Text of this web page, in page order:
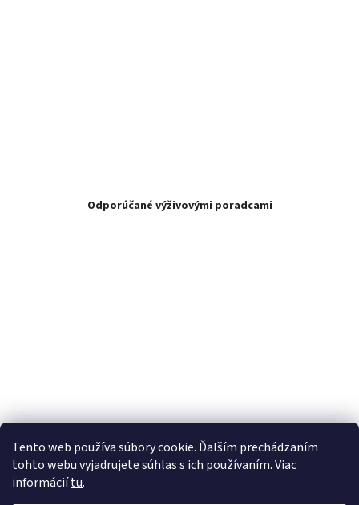
Tento web používa súbory cookie. Ďalším prechádzaním
tohto webu vyjadrujete súhlas s ich používaním. Viac
informáciítu.
Odporúčané výživovými poradcami